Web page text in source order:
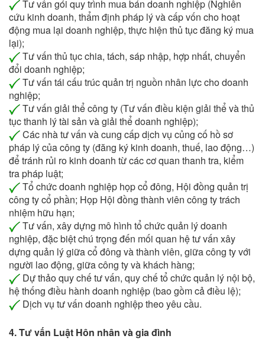
Tư vấn gói quy trình mua bán doanh nghiệp (Nghiên
cứu kinh doanh, thẩm định pháp lý và cấp vốn cho hoạt
động mua lại doanh nghiệp, thực hiện thủ tục đăng ký mua
lại);
Tư vấn thủ tục chia, tách, sáp nhập, hợp nhất, chuyển
đổi doanh nghiệp;
Tư vấn tái cấu trúc quản trị nguồn nhân lực cho doanh
nghiệp;
Tư vấn giải thể công ty (Tư vấn điều kiện giải thể và thủ
tục thanh lý tài sản và giải thể doanh nghiệp);
Các nhà tư vấn và cung cấp dịch vụ củng cố hồ sơ
pháp lý của công ty (đăng ký kinh doanh, thuế, lao động…)
để tránh rủi ro kinh doanh từ các cơ quan thanh tra, kiểm
tra pháp luật;
Tổ chức doanh nghiệp họp cổ đông, Hội đồng quản trị
công ty cổ phần; Họp Hội đồng thành viên công ty trách
nhiệm hữu hạn;
Tư vấn, xây dựng mô hình tổ chức quản lý doanh
nghiệp, đặc biệt chú trọng đến mối quan hệ tư vấn xây
dựng quản lý giữa cổ đông và thành viên, giữa công ty với
người lao động, giữa công ty và khách hàng;
Dự thảo quy chế tư vấn, quy chế tổ chức quản lý nội bộ,
hệ thống điều hành doanh nghiệp (bao gồm cả điều lệ);
Dịch vụ tư vấn doanh nghiệp theo yêu cầu.
4. Tư vấn Luật Hôn nhân và gia đình